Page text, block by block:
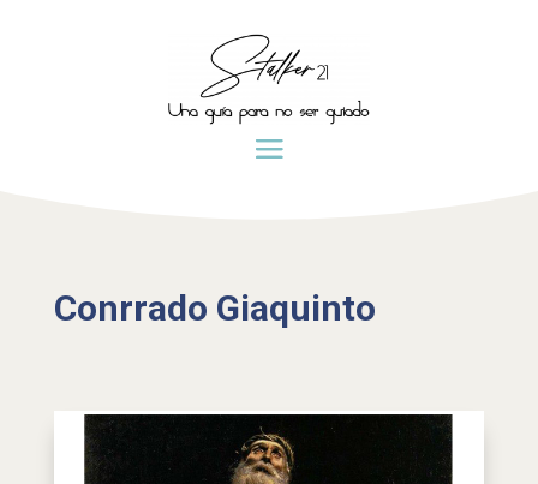
Conrrado Giaquinto